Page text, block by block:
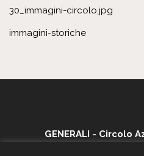
30_immagini-circolo.jpg
immagini-storiche
GENERALI - Circolo